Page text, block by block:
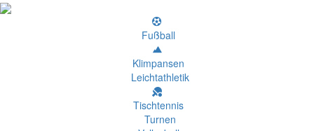
Fußball
Klimpansen
Leichtathletik
Tischtennis
Turnen